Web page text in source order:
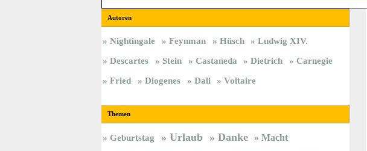
Autoren
Nightingale Feynman Hüsch
Ludwig XIV.
Descartes
Stein Castaneda Dietrich
Carnegie
Fried
Diogenes Dali Voltaire
Themen
Geburtstag Urlaub Danke Macht